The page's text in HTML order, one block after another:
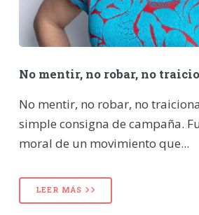
No mentir, no robar, no
No mentir, no robar, no
simple consigna de campaña.
moral de un movimiento que...
LEER MÁS